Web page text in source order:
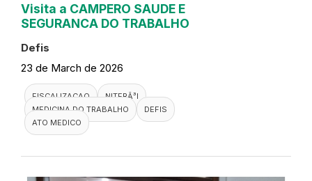
Visita a CAMPERO SAUDE E
SEGURANCA DO TRABALHO
Defis
23 de March de 2026
FISCALIZACAO
NITERÃ³I
MEDICINA DO TRABALHO
DEFIS
ATO MEDICO